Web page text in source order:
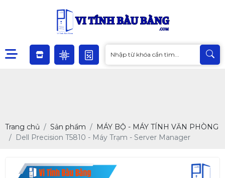
Trang chủ Sản phẩm
MÁY BỘ - MÁY TÍNH VĂN PHÒNG
Dell Precision T5810 - Máy Trạm - Server Manager